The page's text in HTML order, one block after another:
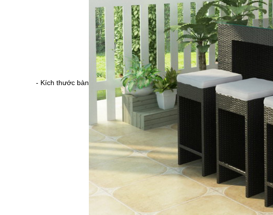
- Kích thước bàn